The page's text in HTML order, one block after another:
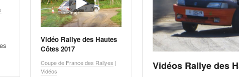
Vidéos Rallye des
Vidéo Rallye des Hautes
Côtes 2017
Coupe de France des Rallyes |
Vidéos